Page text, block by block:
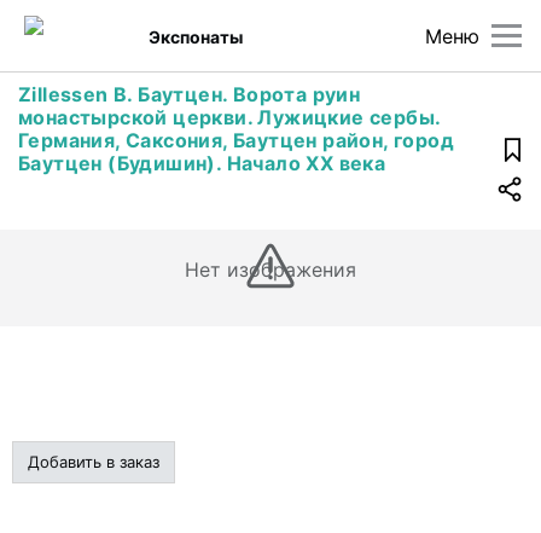
Меню
Экспонаты
Zillessen B. Баутцен. Ворота руин
монастырской церкви. Лужицкие сербы.
Германия, Саксония, Баутцен район, город
Баутцен (Будишин). Начало XX века
Нет изображения
Добавить в заказ